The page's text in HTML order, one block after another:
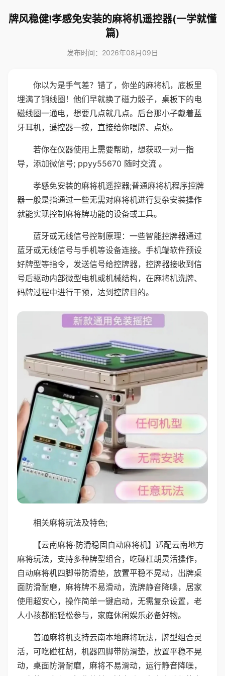
牌风稳健!孝感免安装的麻将机遥控器(一学就懂
篇)
发布时间：2026年08月09日
你以为是手气差？错了，你坐的麻将机，底板里
埋满了铜线圈！他们早就换了磁力骰子，桌板下的电
磁线圈一通电，想要几点就几点。后台那小子戴着蓝
牙耳机，遥控器一按，直接给你喂牌、点炮。
若你在仪器使用上需要帮助，想获取一对一指
导，添加微信号; ppyy55670 随时交流 。
孝感免安装的麻将机遥控器;普通麻将机程序控牌
器一般是指通过一些无需对麻将机进行复杂安装操作
就能实现控制麻将牌功能的设备或工具。
蓝牙或无线信号控制原理：一些智能控牌器通过
蓝牙或无线信号与手机等设备连接。手机端软件预设
好牌型等指令，发送信号给控牌器，控牌器接收到信
号后驱动内部微型电机或机械结构，在麻将机洗牌、
码牌过程中进行干预，达到控牌目的。
相关麻将玩法及特色;
【云南麻将·防滑稳固自动麻将机】适配云南地方
麻将玩法，支持多种牌型组合，吃碰杠胡灵活操作，
自动麻将机四脚带防滑垫，放置平稳不晃动，出牌桌
面防滑耐磨，麻将牌不易滑动，洗牌静音降噪，居家
使用超安心，操作简单一键启动，无需复杂设置，老
人小孩都能轻松参与，家庭休闲娱乐必备好物。
普通麻将机支持云南本地麻将玩法，牌型组合灵
活，可吃碰杠胡，机器四脚带防滑垫，放置平稳不晃
动，桌面防滑耐磨，麻将不易滑动，运行静音降噪，